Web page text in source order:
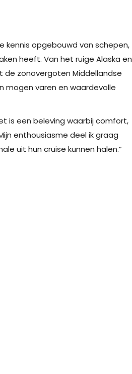
kennis opgebouwd van schepen,
heeft. Van het ruige Alaska en
de zonovergoten Middellandse
mogen varen en waardevolle
is een beleving waarbij comfort,
enthousiasme deel ik graag
uit hun cruise kunnen halen.”